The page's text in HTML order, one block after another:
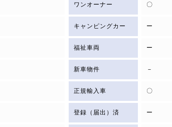
ワンオーナー 〇
キャンピングカー ー
福祉車両 ー
新車物件 －
正規輸入車 〇
登録（届出）済 ー